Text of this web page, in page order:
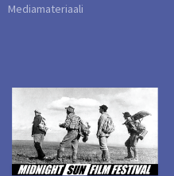
Mediamateriaali